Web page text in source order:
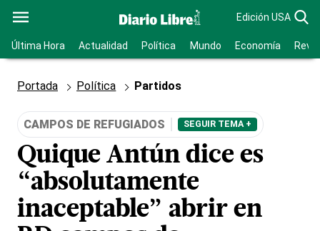
Edición USA
Última Hora Actualidad Política Mundo Economía
Portada Política Partidos
CAMPOS DE REFUGIADOS SEGUIR TEMA +
Quique Antún dice es
“absolutamente
inaceptable” abrir en